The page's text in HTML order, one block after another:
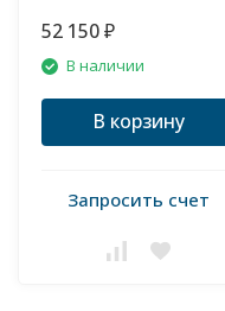
52 150 ₽
В наличии
В корзину
Запросить счет